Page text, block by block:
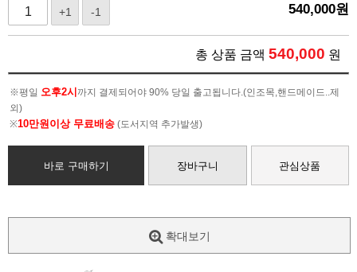
+1 -1 540,000원
총 상품 금액 540,000 원
※평일 오후2시 까지 결제되어야 90% 당일 출고됩니다.(인조목,핸드메이드..제
외)
※10만원이상 무료배송 (도서지역 추가발생)
바로 구매하기 장바구니 관심상품
확대보기